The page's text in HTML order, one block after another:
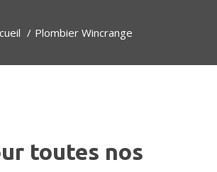
Plombier Wincrange
toutes nos